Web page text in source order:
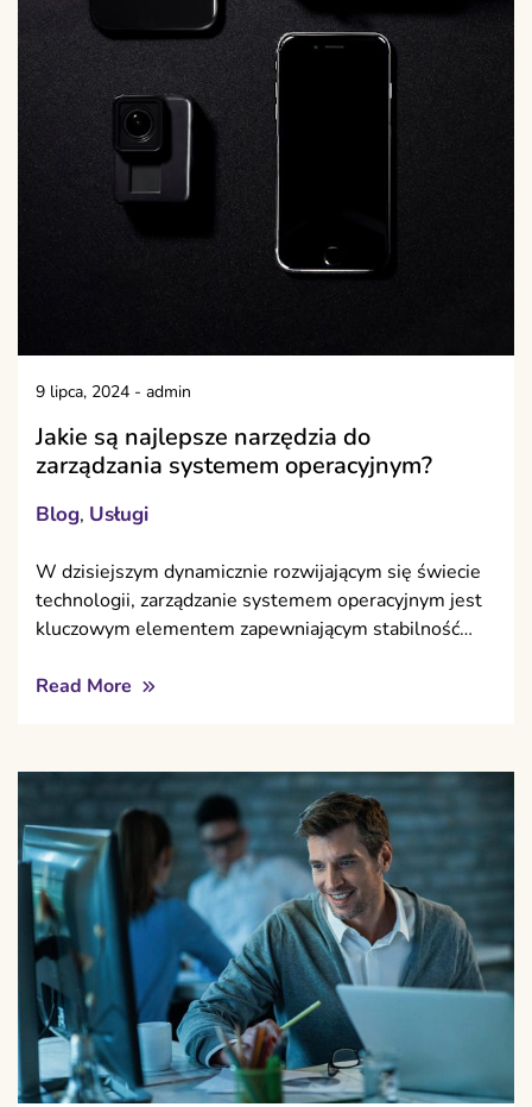
9 lipca, 2024 - admin
Jakie są najlepsze narzędzia do
zarządzania systemem operacyjnym?
Blog, Usługi
W dzisiejszym dynamicznie rozwijającym się świecie
technologii, zarządzanie systemem operacyjnym jest
kluczowym elementem zapewniającym stabilność…
Read More